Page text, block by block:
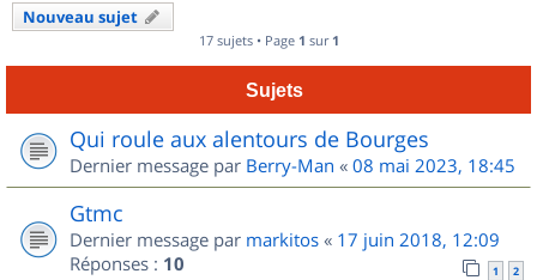
Nouveau sujet
17 sujets • Page 1 sur 1
Sujets
Qui roule aux alentours de Bourges
Dernier message par Berry-Man « 08 mai 2023, 18:45
Gtmc
Dernier message par markitos « 17 juin 2018, 12:09
Réponses : 10 1 2